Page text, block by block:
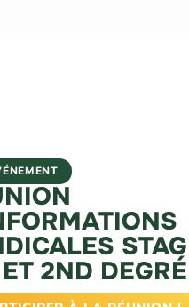
2ND DEGRÉ